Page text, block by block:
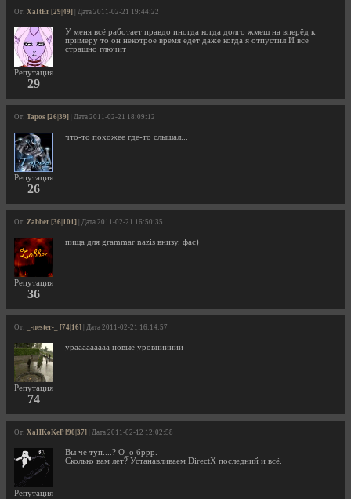
От: XaItEr [29|49] | Дата 2011-02-21 19:44:22
Репутация
29
У меня всё работает правдо иногда когда долго жмеш на вперёд к
примеру то он некотрое время едет даже когда я отпустил И всё
страшно глючит
От: Tapos [26|39] | Дата 2011-02-21 18:09:12
Репутация
26
что-то похожее где-то слышал...
От: Zabber [36|101] | Дата 2011-02-21 16:50:35
Репутация
36
пища для grammar nazis внизу. фас)
От: _-nester-_ [74|16] | Дата 2011-02-21 16:14:57
Репутация
74
урааааааааа новые уровниииии
От: XaHKoKeP [90|37] | Дата 2011-02-12 12:02:58
Репутация
Вы чё туп....? О_о бррр.
Сколько вам лет? Устанавливаем DirectX последний и всё.